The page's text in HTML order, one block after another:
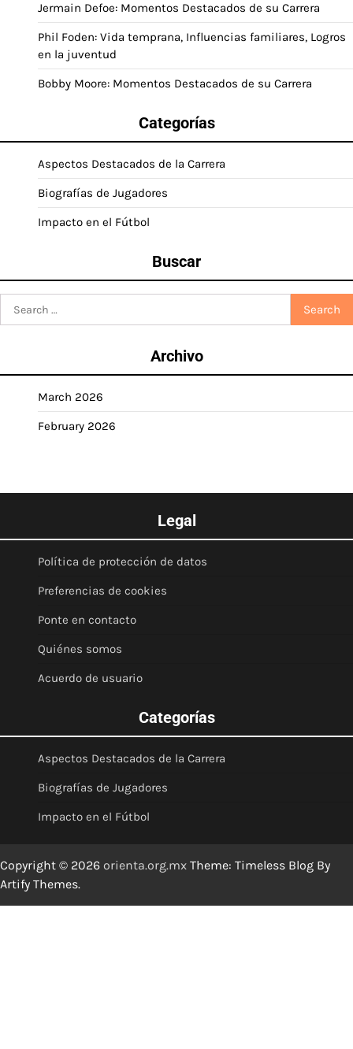
Jermain Defoe: Momentos Destacados de su Carrera
Phil Foden: Vida temprana, Influencias familiares, Logros
en la juventud
Bobby Moore: Momentos Destacados de su Carrera
Categorías
Aspectos Destacados de la Carrera
Biografías de Jugadores
Impacto en el Fútbol
Buscar
for:
Archivo
March 2026
February 2026
Legal
Política de protección de datos
Preferencias de cookies
Ponte en contacto
Quiénes somos
Acuerdo de usuario
Categorías
Aspectos Destacados de la Carrera
Biografías de Jugadores
Impacto en el Fútbol
Copyright © 2026 orienta.org.mx Theme: Timeless Blog By
Artify Themes.